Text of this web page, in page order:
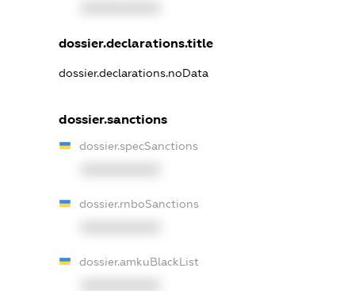
dossier.declarations.title
dossier.declarations.noData
dossier.sanctions
dossier.specSanctions
dossier.rnboSanctions
dossier.amkuBlackList